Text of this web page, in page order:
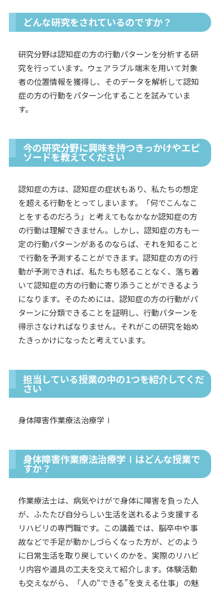
どんな研究をされているのですか？
研究分野は認知症の方の行動パターンを分析する研
究を行っています。ウェアラブル端末を用いて対象
者の位置情報を獲得し、そのデータを解析して認知
症の方の行動をパターン化することを試みていま
す。
今の研究分野に興味を持つきっかけやエピ
ソードを教えてください
認知症の方は、認知症の症状もあり、私たちの想定
を超える行動をとってしまいます。「何でこんなこ
とをするのだろう」と考えてもなかなか認知症の方
の行動は理解できません。しかし、認知症の方も一
定の行動パターンがあるのならば、それを知ること
で行動を予測することができます。認知症の方の行
動が予測できれば、私たちも怒ることなく、落ち着
いて認知症の方の行動に寄り添うことができるよう
になります。そのためには、認知症の方の行動がパ
ターンに分類できることを証明し、行動パターンを
得示さなければなりません。それがこの研究を始め
たきっかけになったと考えています。
担当している授業の中の1つを紹介してくだ
さい
身体障害作業療法治療学Ⅰ
身体障害作業療法治療学Ⅰはどんな授業で
すか？
作業療法士は、病気やけがで身体に障害を負った人
が、ふたたび自分らしい生活を送れるよう支援する
リハビリの専門職です。この講義では、脳卒中や事
故などで手足が動かしづらくなった方が、どのよう
に日常生活を取り戻していくのかを、実際のリハビ
リ内容や道具の工夫を交えて紹介します。体験活動
も交えながら、「人の“できる”を支える仕事」の魅